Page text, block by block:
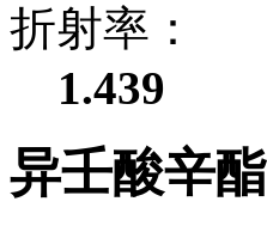
折射率：
1.439
异壬酸辛